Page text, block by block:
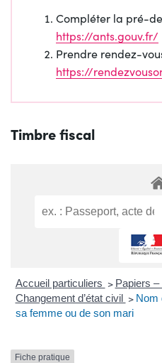
Compléter la pré-
https://ants.gouv.fr/
Prendre rendez-
https://
Timbre fiscal
Accueil particuliers > Papiers
Changement d’état civil > Nom
sa femme ou de son mari
Fiche pratique